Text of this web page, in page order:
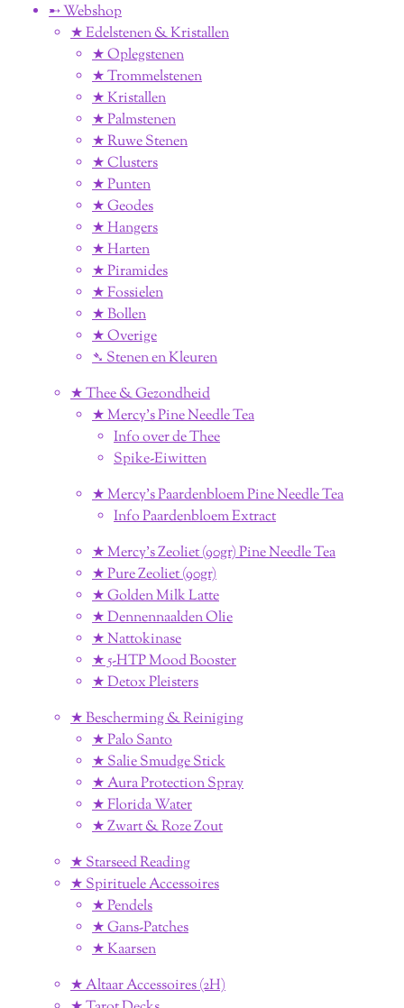
➸ Webshop
★ Edelstenen & Kristallen
★ Oplegstenen
★ Trommelstenen
★ Kristallen
★ Palmstenen
★ Ruwe Stenen
★ Clusters
★ Punten
★ Geodes
★ Hangers
★ Harten
★ Piramides
★ Fossielen
★ Bollen
★ Overige
➴ Stenen en Kleuren
★ Thee & Gezondheid
★ Mercy's Pine Needle Tea
Info over de Thee
Spike-Eiwitten
★ Mercy's Paardenbloem Pine Needle Tea
Info Paardenbloem Extract
★ Mercy's Zeoliet (90gr) Pine Needle Tea
★ Pure Zeoliet (90gr)
★ Golden Milk Latte
★ Dennennaalden Olie
★ Nattokinase
★ 5-HTP Mood Booster
★ Detox Pleisters
★ Bescherming & Reiniging
★ Palo Santo
★ Salie Smudge Stick
★ Aura Protection Spray
★ Florida Water
★ Zwart & Roze Zout
★ Starseed Reading
★ Spirituele Accessoires
★ Pendels
★ Gans-Patches
★ Kaarsen
★ Altaar Accessoires (2H)